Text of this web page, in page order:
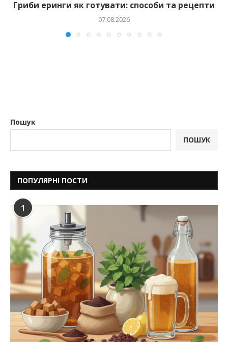
Гриби еринги як готувати: способи та рецепти
07.08.2026
Пошук
ПОШУК
ПОПУЛЯРНІ ПОСТИ
1